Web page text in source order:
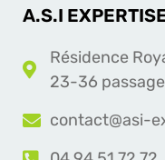
A.S.I
Résidence
23-36
contact@asi-